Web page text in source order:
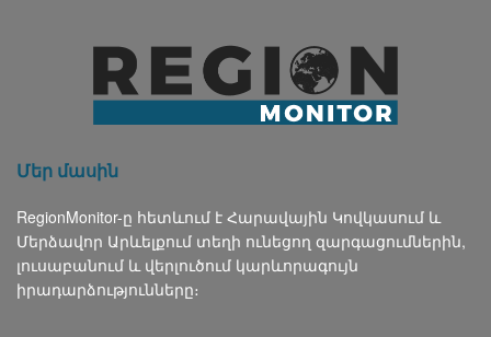
Մեր մասին
RegionMonitor-ը հետևում է Հարավային Կովկասում և
Մերձավոր Արևելքում տեղի ունեցող զարգացումներին,
լուսաբանում և վերլուծում կարևորագույն
իրադարձությունները։